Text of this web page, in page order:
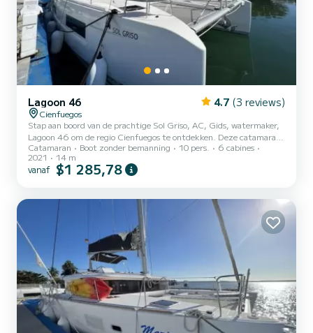
Lagoon 46 4.7 (3 reviews)
Cienfuegos
Stap aan boord van de prachtige Sol Griso, AC, Gids, watermaker,
Lagoon 46 om de regio Cienfuegos te ontdekken. Deze catamaran
is in 2021 gebouwd om comfort en prestaties op zee te garanderen.
De boot heeft 6 hutten met alle comfort en een capaciteit van 10
personen. Met een totale lengte van 14 meter is dit uw beste
watermaker Het heeft 4 toiletten met douche Het hee...
Catamaran Boot zonder bemanning 10 pers.
6 cabines
2021
14 m
vanaf $1 285,78